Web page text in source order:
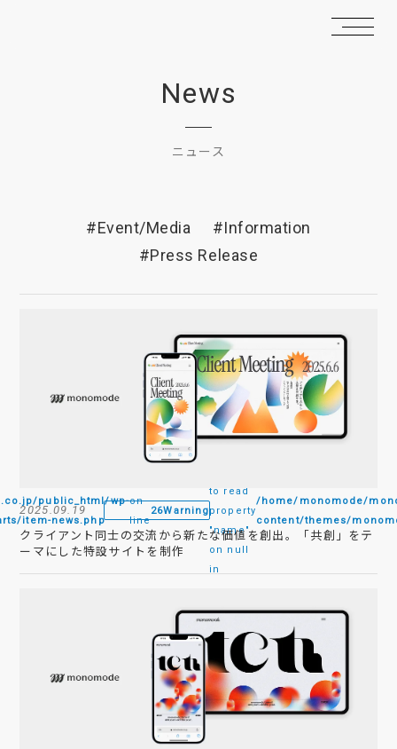
News
ニュース
#Event/Media
#Information
#Press Release
2025.09.19
public_html/wp-
item-news.php
on
line
26Warning
to read
property
"name"
on null
in
/home/monomode/
content/themes/
クライアント同士の交流から新たな価値を創出。「共創」をテ
ーマにした特設サイトを制作